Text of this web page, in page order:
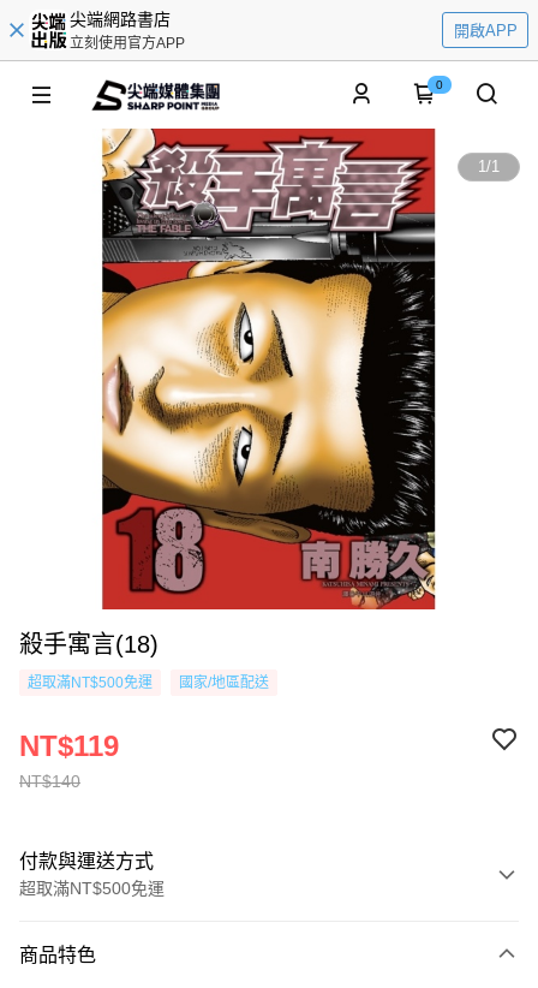
尖端網路書店
立刻使用官方APP
開啟APP
0
1/1
殺手寓言(18)
超取滿NT$500免運 國家/地區配送
NT$140
NT$119
付款與運送方式
超取滿NT$500免運
信用卡一次付款
商品特色